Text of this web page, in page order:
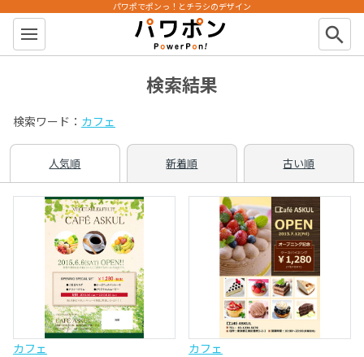
パワポン
パワポでポンっ！とチラシのデザイン
search
検索結果
検索ワード： カフェ
人気順 新着順 古い順
カフェ カフェ